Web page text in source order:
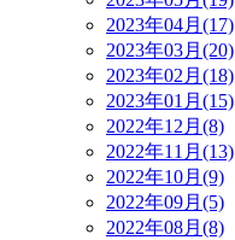
2023年04月(17)
2023年03月(20)
2023年02月(18)
2023年01月(15)
2022年12月(8)
2022年11月(13)
2022年10月(9)
2022年09月(5)
2022年08月(8)